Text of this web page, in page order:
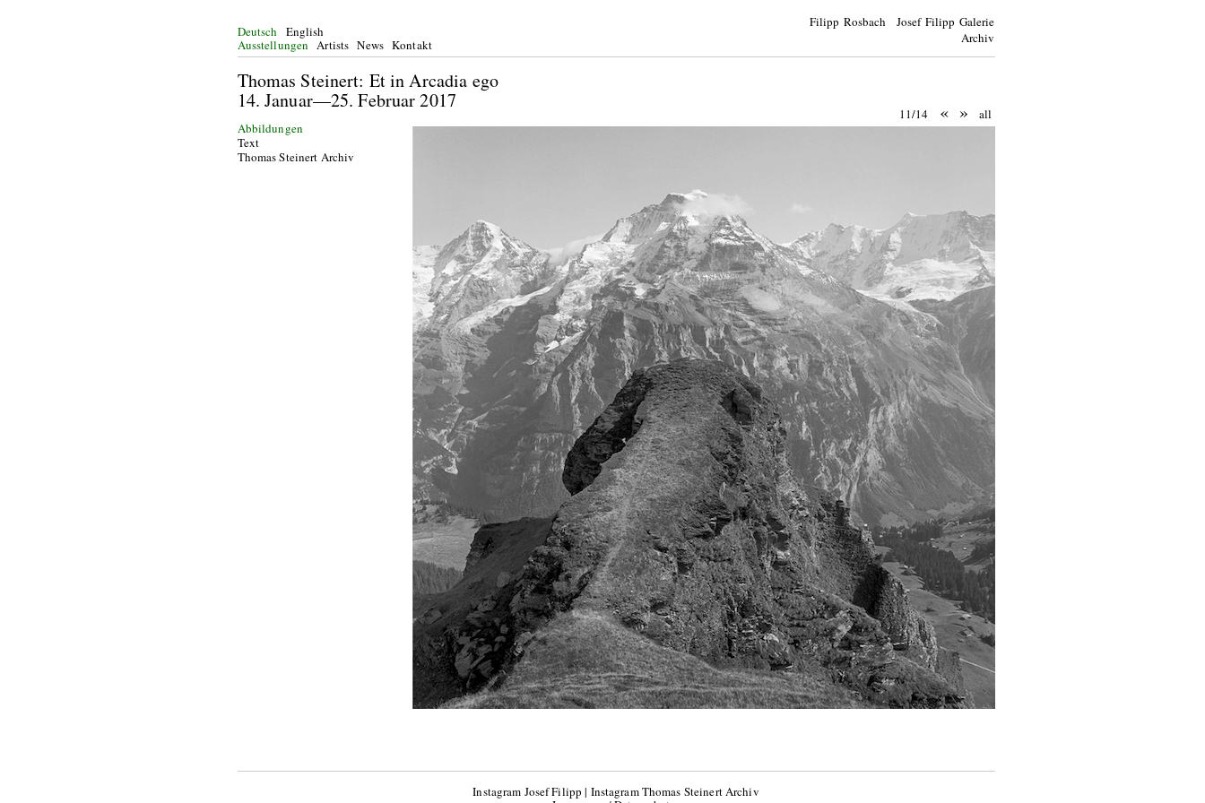
Filipp Rosbach Josef Filipp Galerie
Archiv
Deutsch
English
Ausstellungen Artists News Kontakt
Thomas Steinert: Et in Arcadia ego
14. Januar—25. Februar 2017
11/14 « »
all
Abbildungen
Text
Thomas Steinert Archiv
Instagram Josef Filipp | Instagram Thomas Steinert Archiv